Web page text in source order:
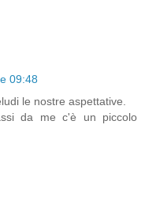
09:48
le nostre aspettative.
da me c'è un piccolo